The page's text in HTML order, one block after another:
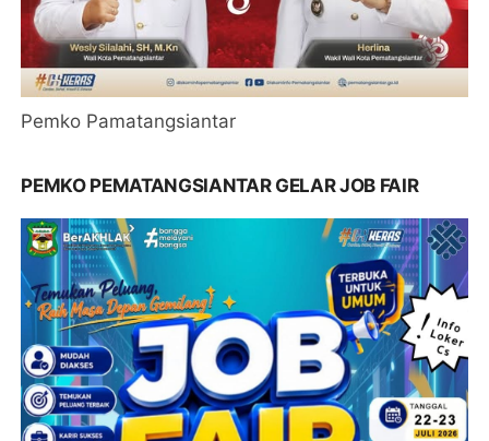
Pemko Pamatangsiantar
PEMKO PEMATANGSIANTAR GELAR JOB FAIR